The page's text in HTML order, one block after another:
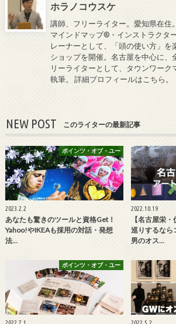
ホラノコウスケ
講師、フリーライター。愛知県在住
マインドマップ®・インストラクタ
レーナーとして、「頭の使い方」を
ショップを開催。名古屋を中心に、
リーライターとして、タウンワーク
執筆。詳細プロフィールはこちら。
NEW POST このライターの最新記事
ポインツ・オブ・ユー
2023.2.2
あなたも驚きのツールと資格Get！
Yahoo!やIKEAも採用の対話・発想
法…
2022.10.19
【名古屋栄
巡りするなら
男のオス…
ポインツ・オブ・ユー
2022.7.1 2022.5.2